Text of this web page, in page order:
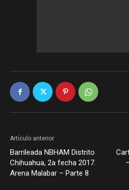
Artículo anterior
Barrileada NBHAM Distrito
Chihuahua, 2a fecha 2017.
Arena Malabar – Parte 8